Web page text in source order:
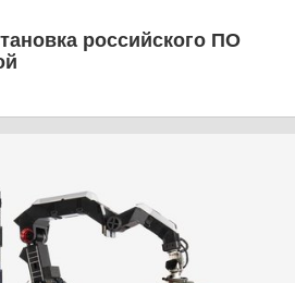
российского ПО